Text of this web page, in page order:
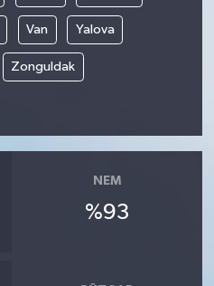
Van Yalova
Zonguldak
NEM
%93